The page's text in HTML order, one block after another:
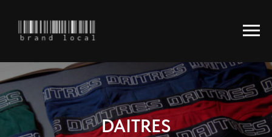
DAITRES